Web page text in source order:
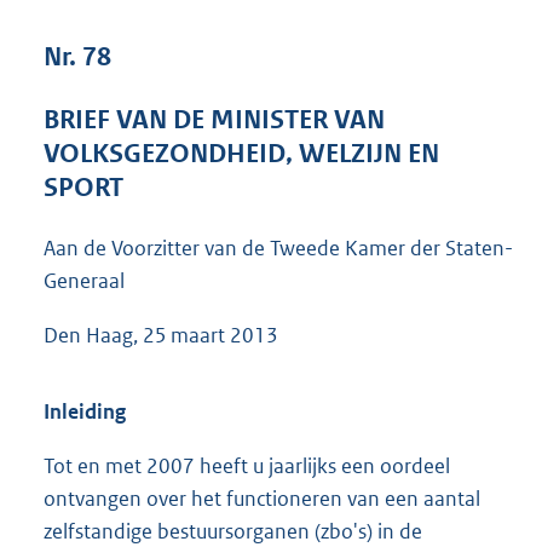
e
:
b
Nr. 78
BRIEF VAN DE MINISTER VAN
VOLKSGEZONDHEID, WELZIJN EN
SPORT
Aan de Voorzitter van de Tweede Kamer der Staten-
Generaal
Den Haag, 25 maart 2013
Inleiding
Tot en met 2007 heeft u jaarlijks een oordeel
ontvangen over het functioneren van een aantal
zelfstandige bestuursorganen (zbo's) in de